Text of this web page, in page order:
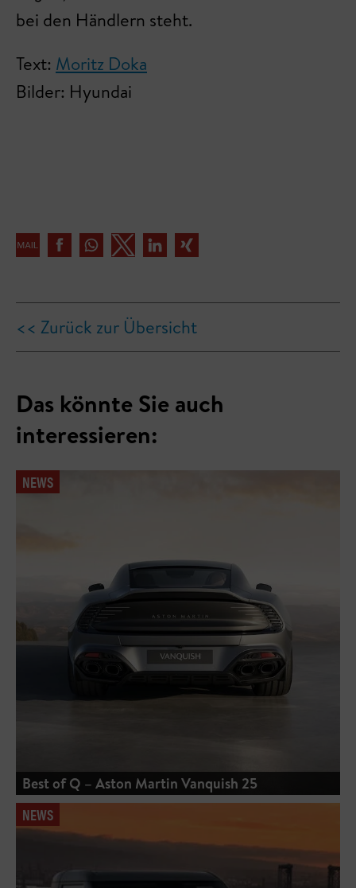
bei den Händlern steht.
Text: Moritz Doka
Bilder: Hyundai
<< Zurück zur Übersicht
Das könnte Sie auch
interessieren:
NEWS
Best of Q – Aston Martin Vanquish 25
NEWS